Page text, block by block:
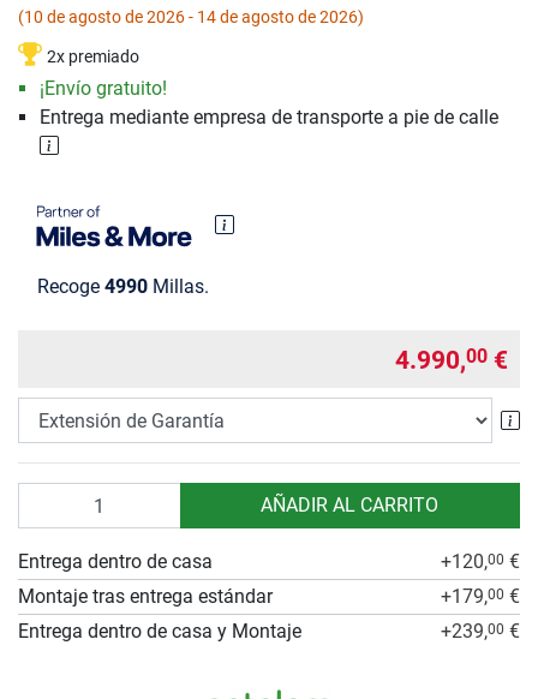
(10 de agosto de 2026 - 14 de agosto de 2026)
2x premiado
¡Envío gratuito!
Entrega mediante empresa de transporte a pie de calle
Recoge 4990 Millas.
4.990,00 €
AÑADIR AL CARRITO
Entrega dentro de casa +120,00 €
Montaje tras entrega estándar
+179,00 €
Entrega dentro de casa y Montaje
+239,00 €